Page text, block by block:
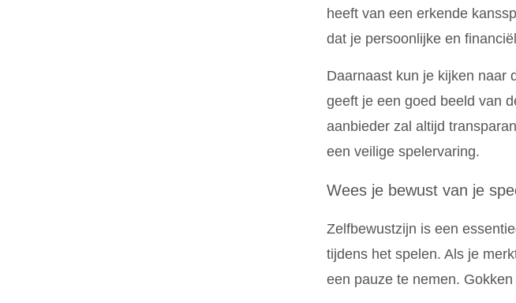
heeft van een erkende
dat je persoonlijke en
Daarnaast kun je kijken naar
geeft je een goed beeld van
aanbieder zal altijd
een veilige spelervaring.
Wees je bewust van je
Zelfbewustzijn is een
tijdens het spelen. Als je
een pauze te nemen.